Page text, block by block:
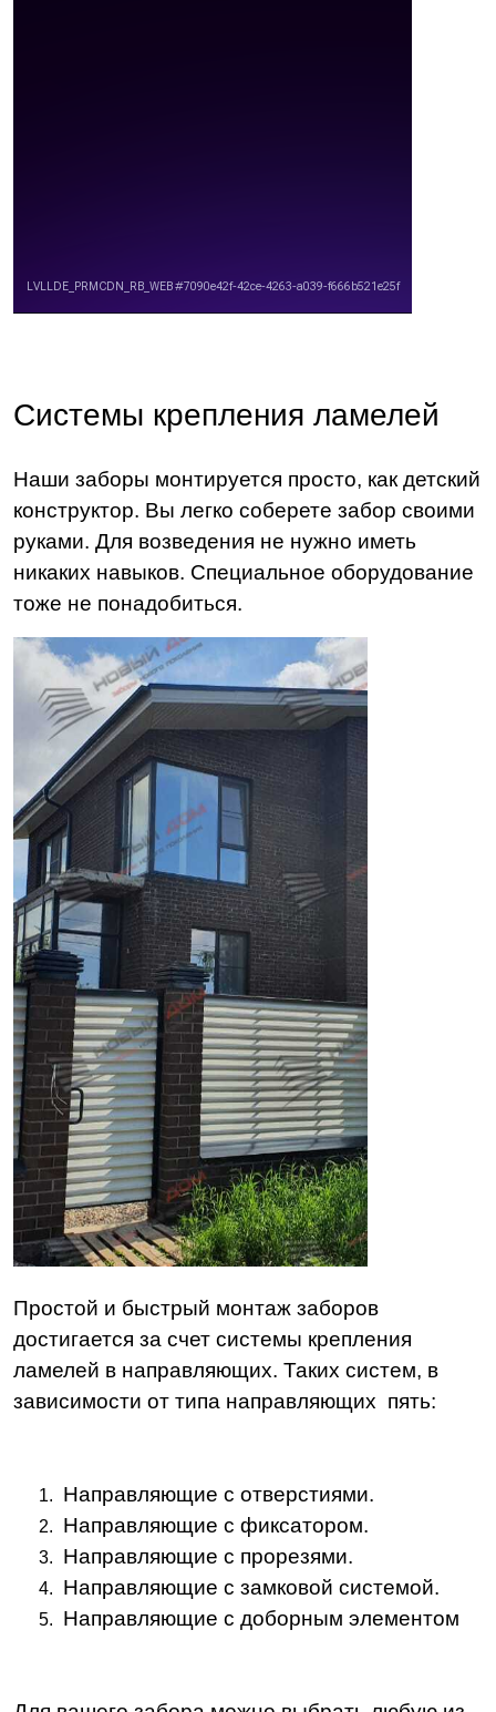
Системы крепления ламелей
Наши заборы монтируется просто, как детский
конструктор. Вы легко соберете забор своими
руками. Для возведения не нужно иметь
никаких навыков. Специальное оборудование
тоже не понадобиться.
Простой и быстрый монтаж заборов
достигается за счет системы крепления
ламелей в направляющих. Таких систем, в
зависимости от типа направляющих пять:
Направляющие с отверстиями.
Направляющие с фиксатором.
Направляющие с прорезями.
Направляющие с замковой системой.
Направляющие с доборным элементом